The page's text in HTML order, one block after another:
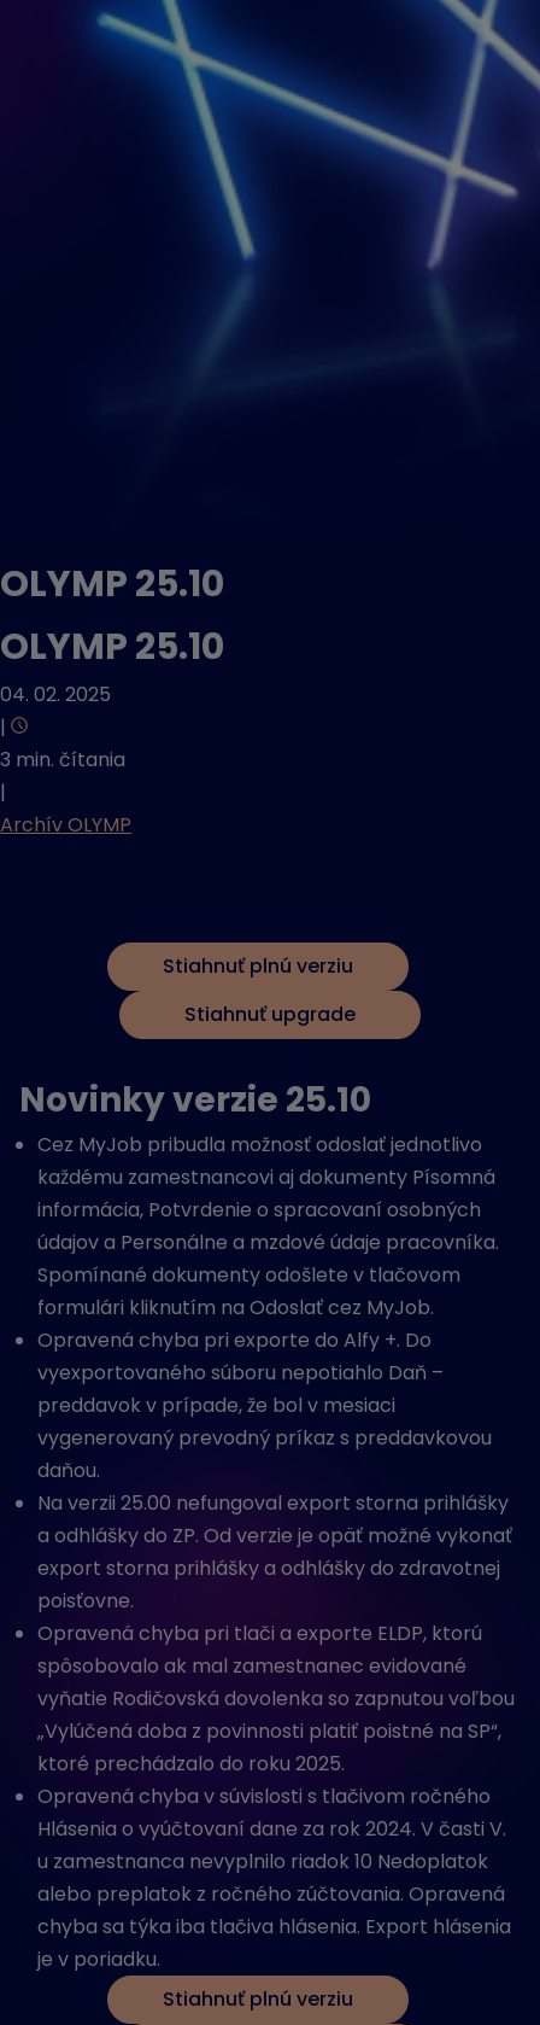
OLYMP 25.10
OLYMP 25.10
04. 02. 2025
|
3 min. čítania
|
Archív OLYMP
Stiahnuť plnú verziu
Stiahnuť upgrade
Novinky verzie 25.10
Cez MyJob pribudla možnosť odoslať jednotlivo
každému zamestnancovi aj dokumenty Písomná
informácia, Potvrdenie o spracovaní osobných
údajov a Personálne a mzdové údaje pracovníka.
Spomínané dokumenty odošlete v tlačovom
formulári kliknutím na Odoslať cez MyJob.
Opravená chyba pri exporte do Alfy +. Do
vyexportovaného súboru nepotiahlo Daň –
preddavok v prípade, že bol v mesiaci
vygenerovaný prevodný príkaz s preddavkovou
daňou.
Na verzii 25.00 nefungoval export storna prihlášky
a odhlášky do ZP. Od verzie je opäť možné vykonať
export storna prihlášky a odhlášky do zdravotnej
poisťovne.
Opravená chyba pri tlači a exporte ELDP, ktorú
spôsobovalo ak mal zamestnanec evidované
vyňatie Rodičovská dovolenka so zapnutou voľbou
„Vylúčená doba z povinnosti platiť poistné na SP“,
ktoré prechádzalo do roku 2025.
Opravená chyba v súvislosti s tlačivom ročného
Hlásenia o vyúčtovaní dane za rok 2024. V časti V.
u zamestnanca nevyplnilo riadok 10 Nedoplatok
alebo preplatok z ročného zúčtovania. Opravená
chyba sa týka iba tlačiva hlásenia. Export hlásenia
je v poriadku.
Stiahnuť plnú verziu